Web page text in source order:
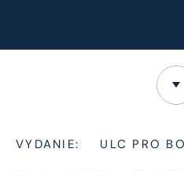
VYDANIE: ULC PRO